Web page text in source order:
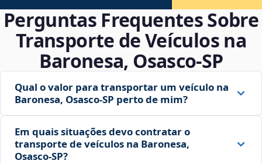
Perguntas Frequentes Sobre
Transporte de Veículos na
Baronesa, Osasco‑SP
Qual o valor para transportar um veículo na
Baronesa, Osasco‑SP perto de mim?
Em quais situações devo contratar o
transporte de veículos na Baronesa,
Osasco‑SP?